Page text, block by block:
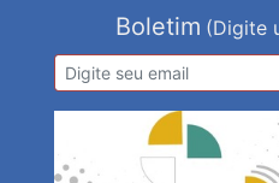
Boletim (Digite